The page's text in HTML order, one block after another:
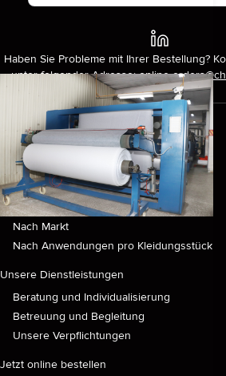
Haben Sie Probleme mit Ihrer Bestellung?
unter folgender Adresse:online-
Produkte
Entdecken Sie unsere Produkte
Nach Kollektion
Nach Einlagestoff-Typ
Nach Markt
Nach Anwendungen pro Kleidungsstück
Unsere Dienstleistungen
Beratung und Individualisierung
Betreuung und Begleitung
Unsere Verpflichtungen
Jetzt online bestellen